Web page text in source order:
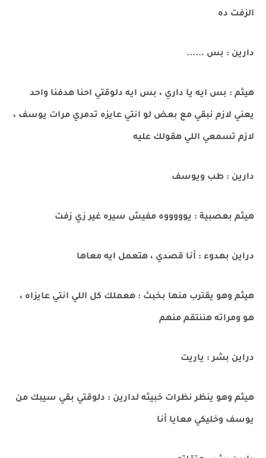
الزفت ده
دارين : بس ......
هيثم : بس ايه يا داري ، بس ايه دلوقتي احنا هدفنا واحد
يعني لازم نبقي مع بعض لو انتي عايزه تدمري مرات يوسف ،
لازم تسمعي اللي هقولك عليه
دارين : طب ويوسف
هيثم بعصبية : يوووووه مفيش سيره غير زي زفت
دراين بهدوء : أنا قصدي ، هتعمل ايه معاها
هيثم وهو يقترب منها بخبث : هعملك كل اللي انتي عايزاه ،
هو ومراته هننتقم منهم
دراين بشر : ياريت
هيثم وهو ينظر نظرات خبيثه لدارين : دلوقتي بقي سيبك من
يوسف وخليكي معايا أنا